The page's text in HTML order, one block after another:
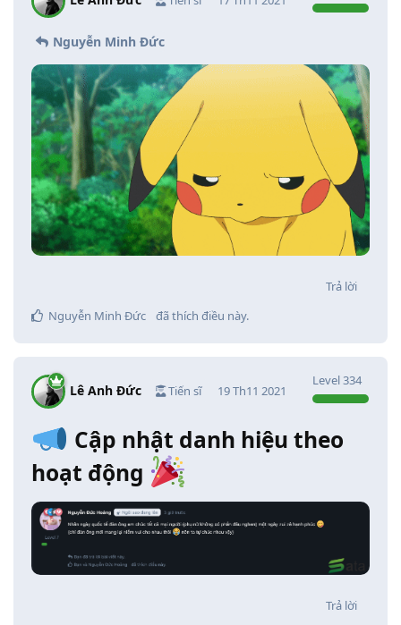
Nguyễn Minh Đức
Trả lời
Nguyễn Minh Đức
đã thích điều này.
Lê Anh Đức Tiến sĩ
Level334
19 Th11 2021
Cập nhật danh hiệu theo
hoạt động
Trả lời